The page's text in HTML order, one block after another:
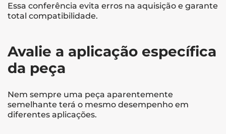
Essa conferência evita erros na aquisição e garante
total compatibilidade.
Avalie a aplicação específica
da peça
Nem sempre uma peça aparentemente
semelhante terá o mesmo desempenho em
diferentes aplicações.